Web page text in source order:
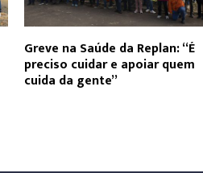
Greve na Saúde da Replan: “É
preciso cuidar e apoiar quem
cuida da gente”